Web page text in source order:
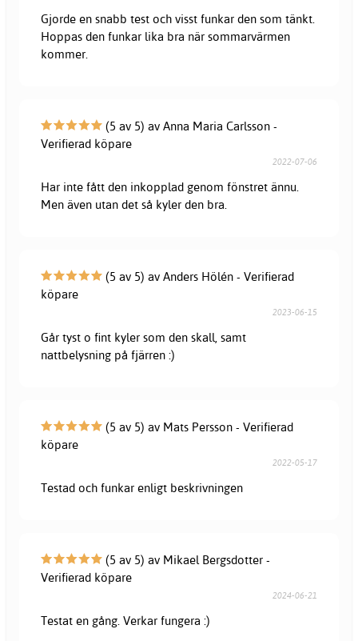
Gjorde en snabb test och visst funkar den som tänkt.
Hoppas den funkar lika bra när sommarvärmen
kommer.
(5 av 5) av Anna Maria Carlsson -
Verifierad köpare
2022-07-06
Har inte fått den inkopplad genom fönstret ännu.
Men även utan det så kyler den bra.
(5 av 5) av Anders Hölén - Verifierad
köpare
2023-06-15
Går tyst o fint kyler som den skall, samt
nattbelysning på fjärren :)
(5 av 5) av Mats Persson - Verifierad
köpare
2022-05-17
Testad och funkar enligt beskrivningen
(5 av 5) av Mikael Bergsdotter -
Verifierad köpare
2024-06-21
Testat en gång. Verkar fungera :)